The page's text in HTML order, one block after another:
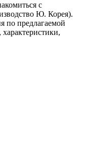
с
Ю. Корея).
по предлагаемой